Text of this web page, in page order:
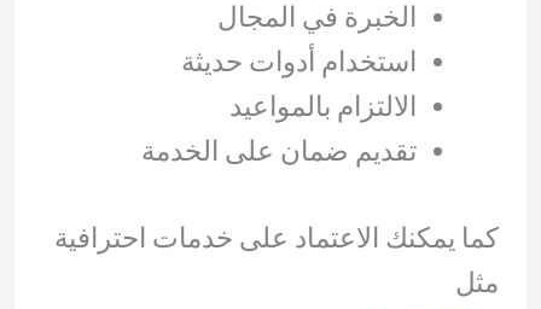
الخبرة في المجال
استخدام أدوات حديثة
الالتزام بالمواعيد
تقديم ضمان على الخدمة
كما يمكنك الاعتماد على خدمات احترافية
مثل